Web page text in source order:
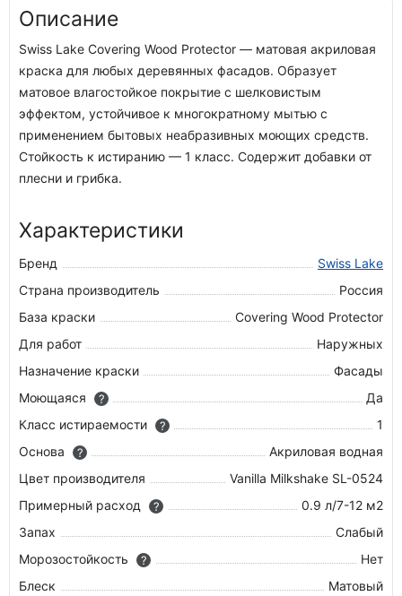
Описание
Swiss Lake Covering Wood Protector — матовая акриловая
краска для любых деревянных фасадов. Образует
матовое влагостойкое покрытие с шелковистым
эффектом, устойчивое к многократному мытью с
применением бытовых неабразивных моющих средств.
Стойкость к истиранию — 1 класс. Содержит добавки от
плесни и грибка.
Характеристики
Бренд
Swiss Lake
Страна производитель
Россия
База краски
Covering Wood Protector
Для работ
Наружных
Назначение краски
Фасады
Моющаяся
?
Да
Класс истираемости
?
1
Основа
?
Акриловая водная
Цвет производителя
Vanilla Milkshake SL-0524
Примерный расход
?
0.9 л/7-12 м2
Запах
Слабый
Морозостойкость
?
Нет
Блеск
Матовый